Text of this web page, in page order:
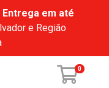
Entrega em até
e Região
0